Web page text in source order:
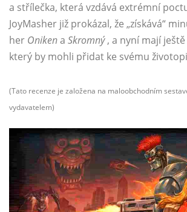
a střílečka, která vzdává extrémní
JoyMasher již prokázal, že „získává“
her Onikena Skromný, a nyní mají
který by mohli přidat ke svému
(Tato recenze je založena na maloobchodním
vydavatelem)